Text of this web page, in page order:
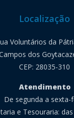
Localização
Voluntários da
dos
CEP: 28035-310
Atendimento
De segunda a sexta-
e Tesouraria: